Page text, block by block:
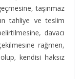
taşınmaz
tahliye ve teslim
davacı
rağmen,
kendisi haksız